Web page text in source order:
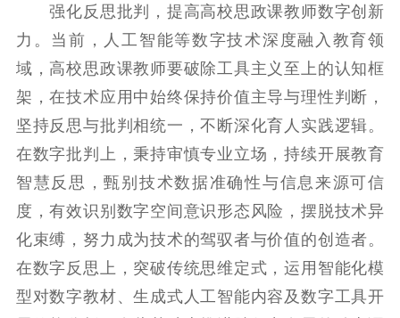
科研创新
服务管理平台
智库服务
管理平台
文艺创作
服务管理
文化产业
统计分析
数字出版
审读服务
新闻发布工作备
案管理系统
电影
服务
理论宣讲
共建共享平台
政工继续教育学
习平台
责任编辑注册
业务申报系统
强化反思批判，提高高校思政课教师数字创新
力。当前，人工智能等数字技术深度融入教育领
域，高校思政课教师要破除工具主义至上的认知框
架，在技术应用中始终保持价值主导与理性判断，
坚持反思与批判相统一，不断深化育人实践逻辑。
在数字批判上，秉持审慎专业立场，持续开展教育
智慧反思，甄别技术数据准确性与信息来源可信
度，有效识别数字空间意识形态风险，摆脱技术异
化束缚，努力成为技术的驾驭者与价值的创造者。
在数字反思上，突破传统思维定式，运用智能化模
型对数字教材、生成式人工智能内容及数字工具开